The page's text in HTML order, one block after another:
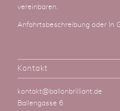
vereinbaren.
Anfahrtsbeschreibung oder In
Kontakt
kontakt@ballonbrilliant.de
Ballengasse 6